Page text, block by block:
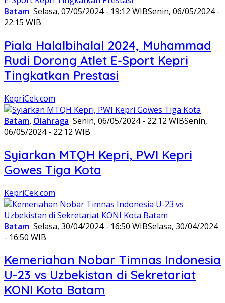
Batam Selasa, 07/05/2024 - 19:12 WIBSenin, 06/05/2024 -
22:15 WIB
Piala Halalbihalal 2024, Muhammad
Rudi Dorong Atlet E-Sport Kepri
Tingkatkan Prestasi
KepriCek.com
Batam, Olahraga Senin, 06/05/2024 - 22:12 WIBSenin,
06/05/2024 - 22:12 WIB
Syiarkan MTQH Kepri, PWI Kepri
Gowes Tiga Kota
KepriCek.com
Batam Selasa, 30/04/2024 - 16:50 WIBSelasa, 30/04/2024
- 16:50 WIB
Kemeriahan Nobar Timnas Indonesia
U-23 vs Uzbekistan di Sekretariat
KONI Kota Batam